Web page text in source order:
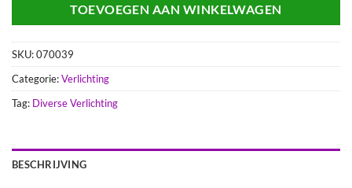
TOEVOEGEN AAN WINKELWAGEN
SKU:070039
Categorie:Verlichting
Tag: Diverse Verlichting
BESCHRIJVING